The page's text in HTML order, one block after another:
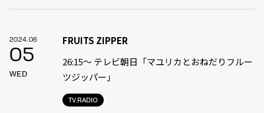
2024.06
05
WED
TV.RADIO
FRUITS ZIPPER
26:15～ テレビ朝日「マユリカとおねだりフルー
ツジッパー」